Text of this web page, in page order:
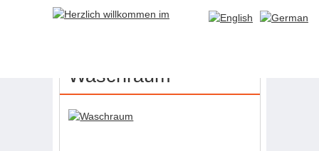
Waschraum